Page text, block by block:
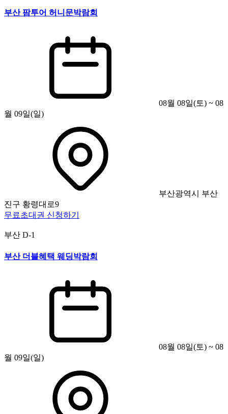
부산 팜투어 허니문박람회
08월 08일(토) ~ 08
월 09일(일)
부산광역시 부산
진구 황령대로9
무료초대권 신청하기
부산 D-1
부산 더블혜택 웨딩박람회
08월 08일(토) ~ 08
월 09일(일)